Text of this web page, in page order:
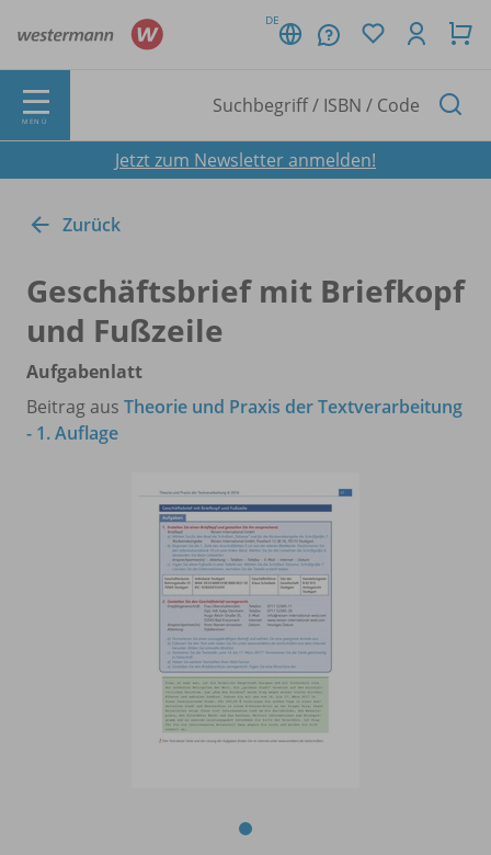
DE
MENÜ
Jetzt zum Newsletter anmelden!
Zurück
Geschäftsbrief mit Briefkopf
und Fußzeile
Aufgabenlatt
Beitrag aus Theorie und Praxis der Textverarbeitung
- 1. Auflage